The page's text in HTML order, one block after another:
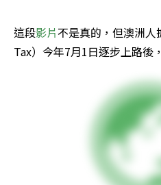
這段影片不是真的，但澳洲
Tax）今年7月1日逐步上路後